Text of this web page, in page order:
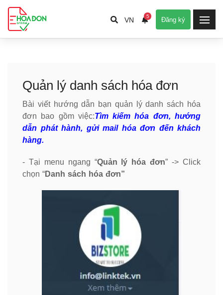
VN 5 Đăng ký
Quản lý danh sách hóa đơn
Bài viết hướng dẫn bạn quản lý danh sách hóa
đơn bao gồm việc:Tìm kiếm hóa đơn, hướng
dẫn phát hành, gửi mail hóa đơn đến khách
hàng.
- Tại menu ngang “Quản lý hóa đơn” -> Click
chọn “Danh sách hóa đơn”